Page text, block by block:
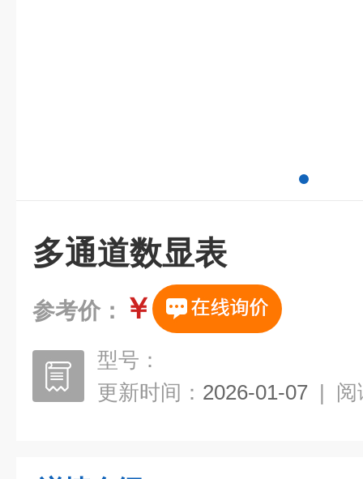
多通道数显表
参考价： ￥
型号：
更新时间： 2026-01-07 | 阅